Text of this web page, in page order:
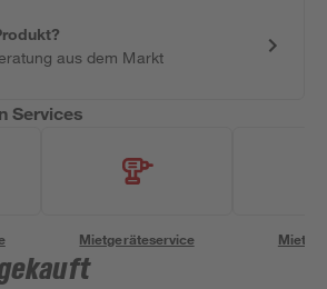
aus dem Markt
Services
Mietgeräteservice